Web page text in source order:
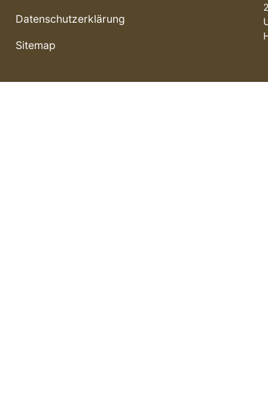
Datenschutzerklärung
Sitemap